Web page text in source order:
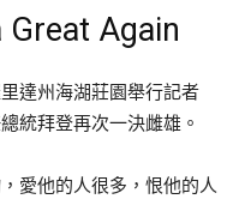
Again
達州海湖莊園舉行記者
統拜登再次一決雌雄。
愛他的人很多，恨他的人